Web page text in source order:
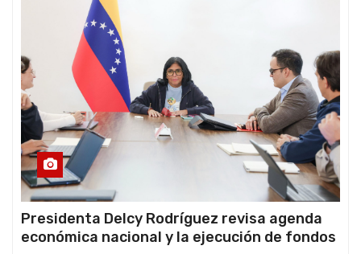
Presidenta Delcy Rodríguez revisa agenda
económica nacional y la ejecución de fondos